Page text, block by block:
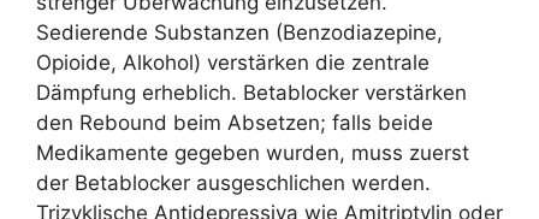
Sedierende Substanzen (Benzodiazepine,
Opioide, Alkohol) verstärken die zentrale
Dämpfung erheblich. Betablocker verstärken
den Rebound beim Absetzen; falls beide
Medikamente gegeben wurden, muss zuerst
der Betablocker ausgeschlichen werden.
Trizyklische Antidepressiva wie Amitriptylin oder